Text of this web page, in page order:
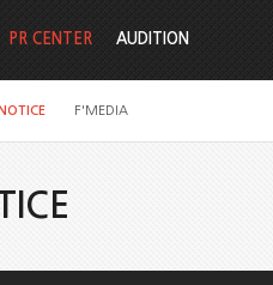
PR CENTER
NOTICE F'MEDIA
AUDITION